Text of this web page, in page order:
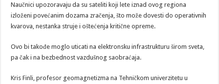
Naučnici upozoravaju da su sateliti koji lete iznad ovog regiona
izloženi povećanim dozama zračenja, što može dovesti do operativnih
kvarova, nestanka struje i oštećenja kritične opreme.
Ovo bi takođe moglo uticati na elektronsku infrastrukturu širom sveta,
pa čak i na bezbednost vazdušnog saobraćaja.
Kris Finli, profesor geomagnetizma na Tehničkom univerzitetu u